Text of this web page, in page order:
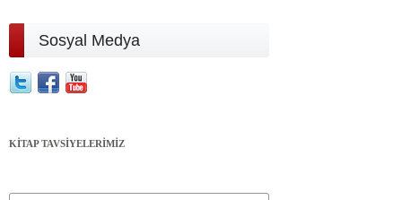
Sosyal Medya
KİTAP TAVSİYELERİMİZ